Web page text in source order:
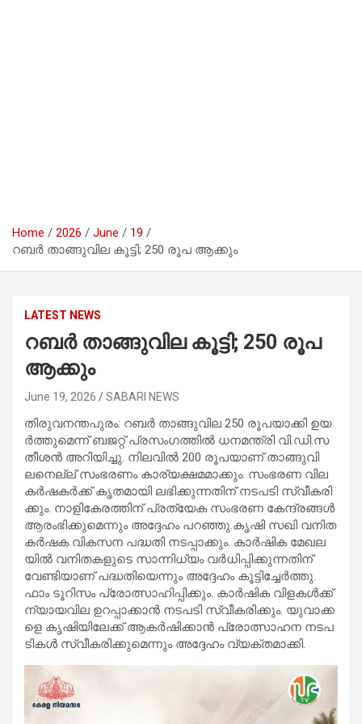
Home 2026 June
19
റ​ബ​ർ താ​ങ്ങു​വി​ല കൂ​ട്ടി; 250 രൂ​പ ആ​ക്കും
LATEST NEWS
റ​ബ​ർ താ​ങ്ങു​വി​ല കൂ​ട്ടി; 250 രൂ​പ
ആ​ക്കും
June 19, 2026 SABARI NEWS
തിരുവനന്തപുരം: റ​ബ​ര്‍ താ​ങ്ങു​വി​ല 250 രൂ​പ​യാ​ക്കി ഉ​യ​
ര്‍​ത്തു​മെ​ന്ന് ബ​ജ​റ്റ് പ്ര​സം​ഗ​ത്തി​ൽ ധ​ന​മ​ന്ത്രി വി.​ഡി.​സ​
തീ​ശ​ൻ അ​റി​യി​ച്ചു. നി​ല​വി​ല്‍ 200 രൂ​പ​യാ​ണ് താ​ങ്ങു​വി​
ലനെ​ല്ല് സം​ഭ​ര​ണം കാ​ര്യ​ക്ഷ​മ​മാ​ക്കും. സം​ഭ​ര​ണ വി​ല
ക​ര്‍​ഷ​ക​ര്‍​ക്ക് കൃ​ത​മാ​യി ല​ഭി​ക്കു​ന്ന​തി​ന് ന​ട​പ​ടി സ്വീ​ക​രി​
ക്കും. നാ​ളി​കേ​ര​ത്തി​ന് പ്ര​ത്യേ​ക സം​ഭ​ര​ണ കേ​ന്ദ്ര​ങ്ങ​ള്‍
ആ​രം​ഭി​ക്കുമെന്നും അദ്ദേഹം പറഞ്ഞു.കൃ​ഷി സ​ഖി വ​നി​ത
ക​ര്‍​ഷ​ക വി​ക​സ​ന പ​ദ്ധ​തി ന​ട​പ്പാ​ക്കും. കാ​ര്‍​ഷി​ക മേ​ഖ​ല​
യി​ല്‍ വ​നി​ത​ക​ളു​ടെ സാ​ന്നി​ധ്യം വ​ര്‍​ധി​പ്പി​ക്കു​ന്ന​തിന്
വേണ്ടിയാണ് പദ്ധതിയെന്നും അദ്ദേഹം കൂട്ടിച്ചേർത്തു.
ഫാം ​ടൂ​റി​സം പ്രോ​ത്സാ​ഹി​പ്പി​ക്കും. കാ​ര്‍​ഷി​ക വി​ള​ക​ള്‍​ക്ക്
ന്യാ​യ​വി​ല ഉ​റ​പ്പാ​ക്കാ​ന്‍ ന​ട​പ​ടി സ്വീ​ക​രി​ക്കും. യു​വാ​ക്ക​
ളെ കൃ​ഷി​യി​ലേ​ക്ക് ആ​ക​ര്‍​ഷി​ക്കാ​ന്‍ പ്രോ​ത്സാ​ഹ​ന ന​ട​പ​
ടി​ക​ള്‍ സ്വീ​ക​രി​ക്കു​മെ​ന്നും അദ്ദേഹം വ്യക്തമാക്കി.